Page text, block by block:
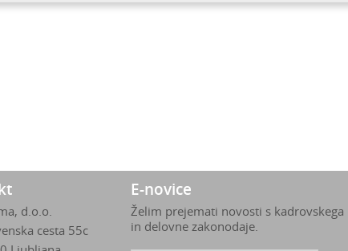
d.o.o.
cesta 55c
E-novice
Želim prejemati novosti s kadrovskega
in delovne zakonodaje.